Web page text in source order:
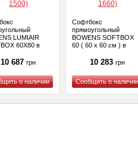
LUMIAIR
60X80 в
(BW-1500)
10 687 грн
Купить
Софтбокс
прямоугольный
BOWENS SOFTBOX
60 ( 60 x 60 см ) в
адаптером (BW-1660)
10 283 грн
Купить